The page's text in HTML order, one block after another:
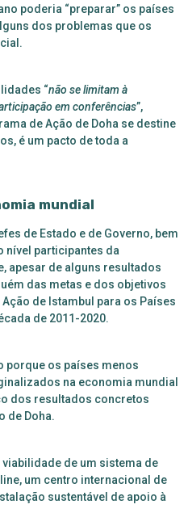
poderia “preparar” os países
dos problemas que os
“não se limitam à
em conferências”,
de Ação de Doha se destine
é um pacto de toda a
mundial
de Estado e de Governo, bem
nível participantes da
apesar de alguns resultados
das metas e dos objetivos
de Istambul para os Países
de 2011-2020.
porque os países menos
na economia mundial
dos resultados concretos
de Doha.
de um sistema de
um centro internacional de
sustentável de apoio à